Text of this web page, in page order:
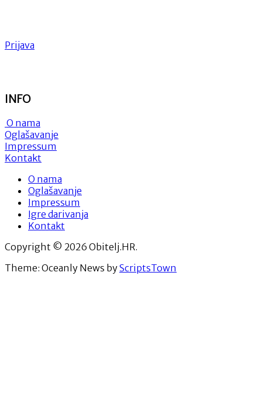
Prijava
INFO
O nama
Oglašavanje
Impressum
Kontakt
O nama
Oglašavanje
Impressum
Igre darivanja
Kontakt
Copyright © 2026 Obitelj.HR.
Theme: Oceanly News byScriptsTown